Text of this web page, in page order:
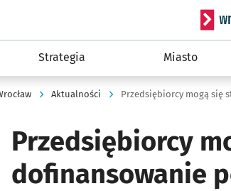
Strategia Miasto
Aktualności Przedsiębiorcy mogą się
Przedsiębiorcy
dofinansowanie